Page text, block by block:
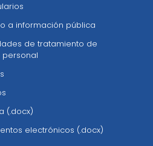
a información pública
de tratamiento de
(.docx)
electrónicos (.docx)